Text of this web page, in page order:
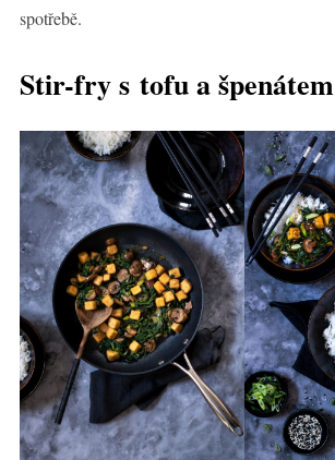
spotřebě.
Stir-fry s tofu a špenátem